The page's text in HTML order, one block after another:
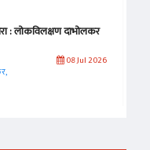
: लोकविलक्षण दाभोलकर
08 Jul 2026